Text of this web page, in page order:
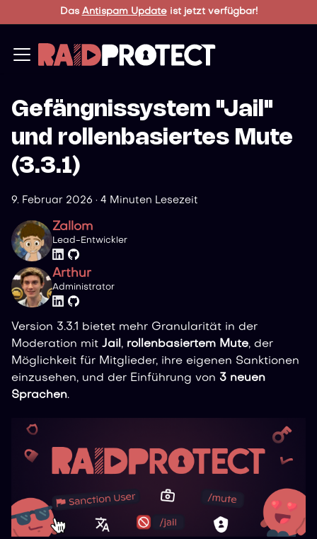
Das Antispam Updateist jetzt verfügbar!
Gefängnissystem "Jail"
und rollenbasiertes Mute
(3.3.1)
9. Februar 2026 · 4 Minuten Lesezeit
Zallom
Lead-Entwickler
Arthur
Administrator
Version 3.3.1 bietet mehr Granularität in der
Moderation mit Jail, rollenbasiertem Mute, der
Möglichkeit für Mitglieder, ihre eigenen Sanktionen
einzusehen, und der Einführung von 3 neuen
Sprachen.